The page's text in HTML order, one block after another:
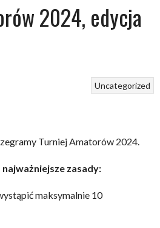
2024, edycja
Uncategorized
Turniej Amatorów 2024.
zasady:
maksymalnie 10